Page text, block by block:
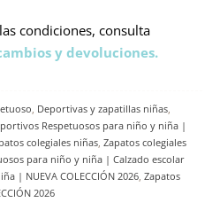
condiciones, consulta
y devoluciones.
, Deportivas y zapatillas niñas,
Respetuosos para niño y niña |
colegiales niñas, Zapatos colegiales
para niño y niña | Calzado escolar
| NUEVA COLECCIÓN 2026, Zapatos
2026